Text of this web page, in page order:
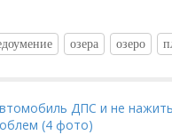
озера озеро
ДПС и не
(4 фото)